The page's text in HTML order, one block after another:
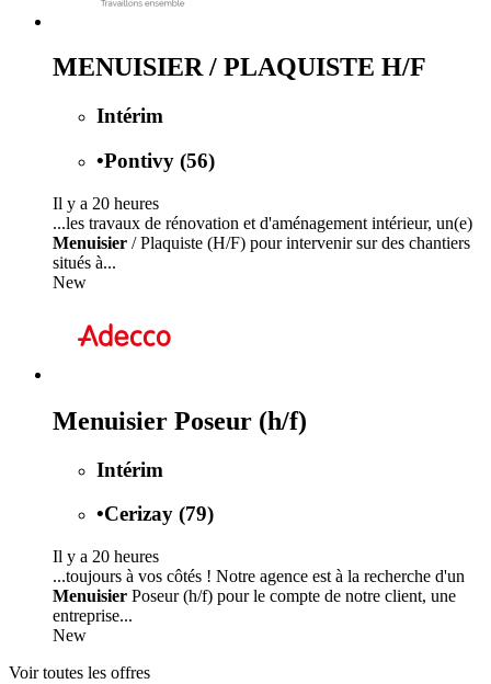
MENUISIER / PLAQUISTE H/F
Intérim
•Pontivy (56)
Il y a 20 heures
...les travaux de rénovation et d'aménagement intérieur, un(e)
Menuisier / Plaquiste (H/F) pour intervenir sur des chantiers
situés à...
New
Menuisier Poseur (h/f)
Intérim
•Cerizay (79)
Il y a 20 heures
...toujours à vos côtés ! Notre agence est à la recherche d'un
Menuisier Poseur (h/f) pour le compte de notre client, une
entreprise...
New
Voir toutes les offres